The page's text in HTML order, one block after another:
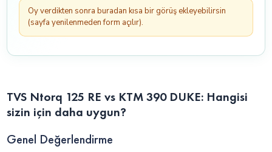
Oy verdikten sonra buradan kısa bir görüş ekleyebilirsin
(sayfa yenilenmeden form açılır).
TVS Ntorq 125 RE vs KTM 390 DUKE: Hangisi
sizin için daha uygun?
Genel Değerlendirme